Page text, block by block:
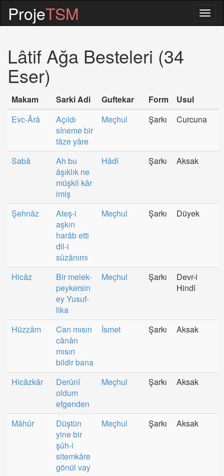
ProjeTSM
Lâtif Ağa Besteleri (34
Eser)
Makam Sarki Adi Guftekar Form
Usul
Evc-Ârâ
Açıldı
sîneme bir
tâze yâre
Meçhul Şarkı Curcuna
Sabâ
Ah bu
âşıklık ne
müşkil kâr
imiş
Hâdî Şarkı Aksak
Şehnâz
Ateş-i
aşkın
harâb etti
dil-i
sûzânımı
Meçhul Şarkı Düyek
Hicâz
Bir melek-
peykersin
ey Yusuf-
lika
Meçhul Şarkı
Devr-i
Hindî
Hüzzâm
Can mısın
cânân
mısın
bildir bana
İsmet Şarkı Aksak
Hicâzkâr
Derûnî
oldum
efgenden
Meçhul Şarkı Aksak
Mâhûr
Düştün
yine bir
şûh-i
sitemkâre
gönül vay
Meçhul Şarkı Aksak